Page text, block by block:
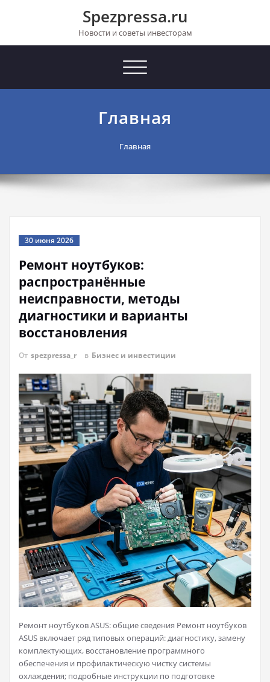
Spezpressa.ru
Новости и советы инвесторам
Toggle
Главная
Главная
30 июня 2026
Ремонт ноутбуков:
распространённые
неисправности, методы
диагностики и варианты
восстановления
От spezpressa_r в Бизнес и инвестиции
Ремонт ноутбуков ASUS: общие сведения Ремонт ноутбуков
ASUS включает ряд типовых операций: диагностику, замену
комплектующих, восстановление программного
обеспечения и профилактическую чистку системы
охлаждения; подробные инструкции по подготовке